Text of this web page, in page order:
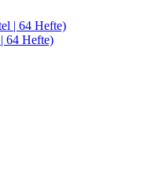
64 Hefte)